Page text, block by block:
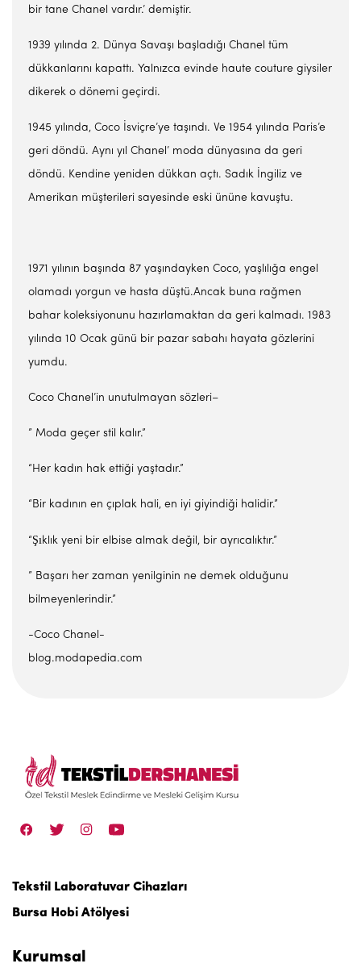
bir tane Chanel vardır.’ demiştir.
1939 yılında 2. Dünya Savaşı başladığı Chanel tüm
dükkanlarını kapattı. Yalnızca evinde haute couture giysiler
dikerek o dönemi geçirdi.
1945 yılında, Coco İsviçre’ye taşındı. Ve 1954 yılında Paris’e
geri döndü. Aynı yıl Chanel’ moda dünyasına da geri
döndü. Kendine yeniden dükkan açtı. Sadık İngiliz ve
Amerikan müşterileri sayesinde eski ününe kavuştu.
1971 yılının başında 87 yaşındayken Coco, yaşlılığa engel
olamadı yorgun ve hasta düştü.Ancak buna rağmen
bahar koleksiyonunu hazırlamaktan da geri kalmadı. 1983
yılında 10 Ocak günü bir pazar sabahı hayata gözlerini
yumdu.
Coco Chanel’in unutulmayan sözleri–
” Moda geçer stil kalır.”
“Her kadın hak ettiği yaştadır.”
“Bir kadının en çıplak hali, en iyi giyindiği halidir.”
“Şıklık yeni bir elbise almak değil, bir ayrıcalıktır.”
” Başarı her zaman yenilginin ne demek olduğunu
bilmeyenlerindir.”
-Coco Chanel-
blog.modapedia.com
Tekstil Laboratuvar Cihazları
Bursa Hobi Atölyesi
Kurumsal